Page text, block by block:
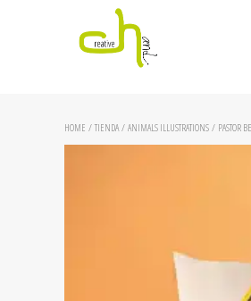
HOME / TIENDA/ ANIMALS ILLUSTRATIONS / PASTOR